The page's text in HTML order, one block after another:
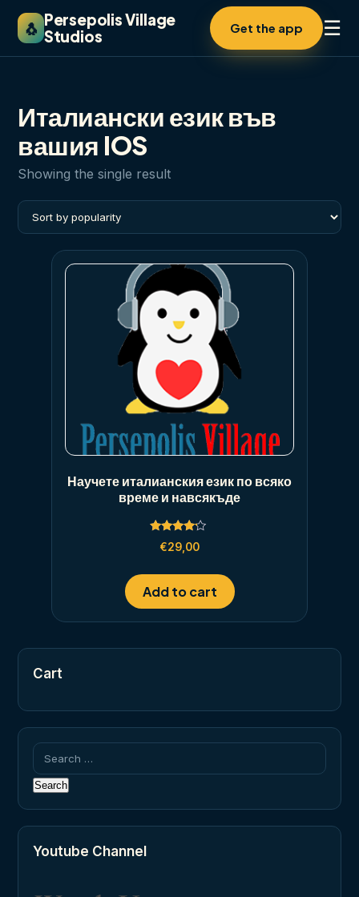
🐧 Persepolis Village
Studios
Get the app ☰
Италиански език във
вашия IOS
Showing the single result
Научете италианския език по всяко
време и навсякъде
Rated
4.00
€29,00
Add to cart
Cart
Search
for:
Youtube Channel